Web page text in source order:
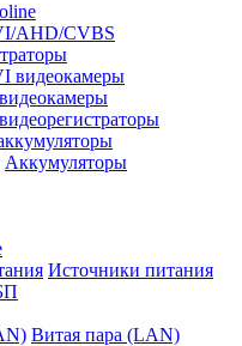
AHD/CVBS
видеокамеры
Аккумуляторы
Источники питания
Витая пара (LAN)